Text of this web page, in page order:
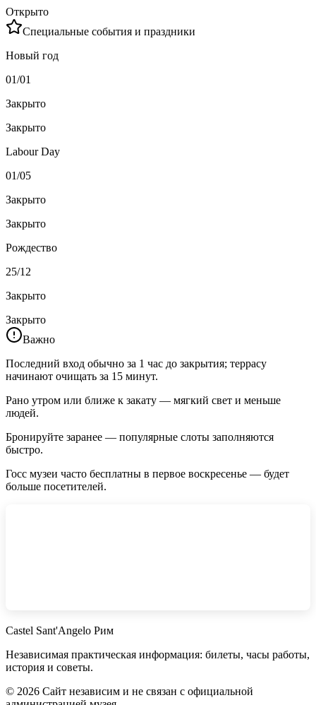
Открыто
Специальные события и праздники
Новый год
01/01
Закрыто
Закрыто
Labour Day
01/05
Закрыто
Закрыто
Рождество
25/12
Закрыто
Закрыто
Важно
Последний вход обычно за 1 час до закрытия; террасу
начинают очищать за 15 минут.
Рано утром или ближе к закату — мягкий свет и меньше
людей.
Бронируйте заранее — популярные слоты заполняются
быстро.
Госс музеи часто бесплатны в первое воскресенье — будет
больше посетителей.
Castel Sant'Angelo Рим
Независимая практическая информация: билеты, часы работы,
история и советы.
© 2026 Сайт независим и не связан с официальной